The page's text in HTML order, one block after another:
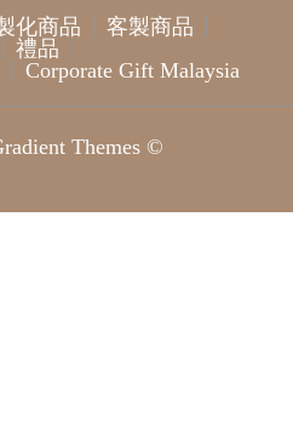
化商品
客製商品
禮品
Corporate Gift Malaysia
Themes ©